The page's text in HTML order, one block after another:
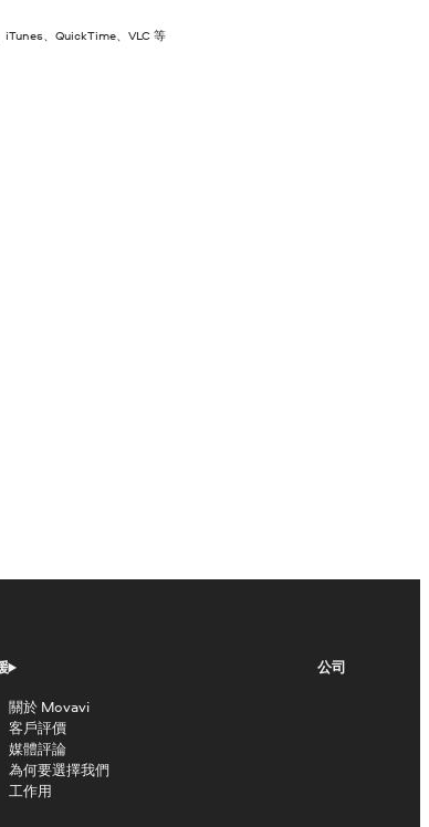
、QuickTime、VLC 等
公司
關於 Movavi
客戶評價
媒體評論
為何要選擇我們
工作用